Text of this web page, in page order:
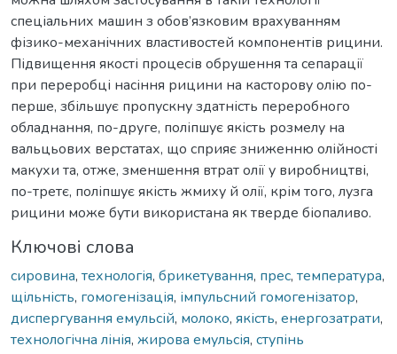
спеціальних машин з обов’язковим врахуванням
фізико-механічних властивостей компонентів рицини.
Підвищення якості процесів обрушення та сепарації
при переробці насіння рицини на касторову олію по-
перше, збільшує пропускну здатність переробного
обладнання, по-друге, поліпшує якість розмелу на
вальцьових верстатах, що сприяє зниженню олійності
макухи та, отже, зменшення втрат олії у виробництві,
по-третє, поліпшує якість жмиху й олії, крім того, лузга
рицини може бути використана як тверде біопаливо.
Ключові слова
сировина, технологія, брикетування, прес, температура,
щільність, гомогенізація, імпульсний гомогенізатор,
диспергування емульсій, молоко, якість, енергозатрати,
технологічна лінія, жирова емульсія, ступінь